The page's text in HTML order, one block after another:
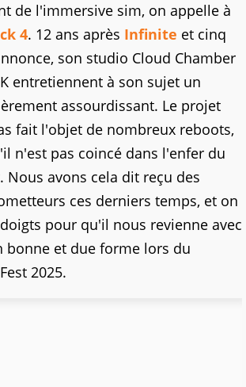
de l'immersive sim, on appelle à
4. 12 ans après Infinite et cinq
son studio Cloud Chamber
entretiennent à son sujet un
assourdissant. Le projet
fait l'objet de nombreux reboots,
n'est pas coincé dans l'enfer du
Nous avons cela dit reçu des
ces derniers temps, et on
pour qu'il nous revienne avec
bonne et due forme lors du
2025.